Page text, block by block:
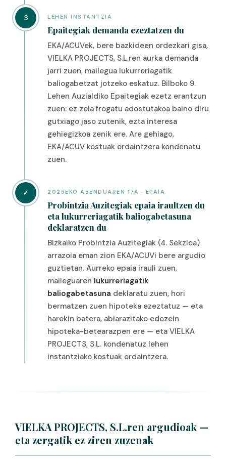
3 LEHEN INSTANTZIA
Epaitegiak demanda ezeztatzen du
EKA/ACUVek, bere bazkideen ordezkari gisa,
VIELKA PROJECTS, S.L.ren aurka demanda
jarri zuen, mailegua lukurreriagatik
baliogabetzat jotzeko eskatuz. Bilboko 9.
Lehen Auzialdiko Epaitegiak ezetz erantzun
zuen: ez zela frogatu adostutakoa baino diru
gutxiago jaso zutenik, ezta interesa
gehiegizkoa zenik ere. Are gehiago,
EKA/ACUV kostuak ordaintzera kondenatu
zuen.
✓ 2025EKO ABENDUAREN 17A · EPAIA
Probintzia Auzitegiak epaia iraultzen du
eta lukurreriagatik baliogabetasuna
deklaratzen du
Bizkaiko Probintzia Auzitegiak (4. Sekzioa)
arrazoia eman zion EKA/ACUVi bere argudio
guztietan. Aurreko epaia irauli zuen,
maileguaren lukurreriagatik
baliogabetasuna deklaratu zuen, hori
bermatzen zuen hipoteka ezeztatuz — eta
harekin batera, abiarazitako edozein
hipoteka-betearazpen ere — eta VIELKA
PROJECTS, S.L. kondenatuz lehen
instantziako kostuak ordaintzera.
VIELKA PROJECTS, S.L.ren argudioak —
eta zergatik ez ziren zuzenak